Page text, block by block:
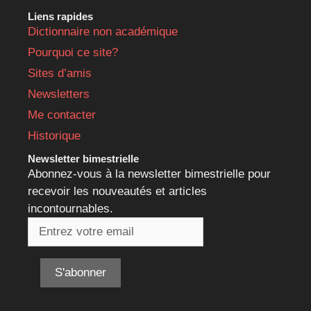
Liens rapides
Dictionnaire non académique
Pourquoi ce site?
Sites d’amis
Newsletters
Me contacter
Historique
Newsletter bimestrielle
Abonnez-vous à la newsletter bimestrielle pour
recevoir les nouveautés et articles
incontournables.